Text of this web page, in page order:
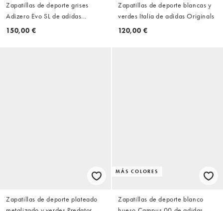
Zapatillas de deporte grises
Adizero Evo SL de adidas
Running
150,00 €
Zapatillas de deporte blancas y
verdes Italia de adidas Originals
120,00 €
Zapatillas de deporte plateado
MÁS COLORES
Zapatillas de deporte blanco